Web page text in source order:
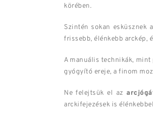
körében.
Szintén sokan esküsznek a
frissebb, élénkebb arckép,
A manuális technikák,
gyógyító ereje, a finom
Ne felejtsük el az
arckifejezések is